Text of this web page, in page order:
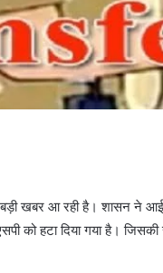
खबर आ रही है। शासन ने
को हटा दिया गया है।